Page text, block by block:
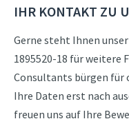
IHR KONTAKT ZU
Gerne steht Ihnen
1895520-18 für weitere
Consultants bürgen für
Ihre Daten erst nach
freuen uns auf Ihre